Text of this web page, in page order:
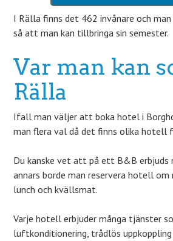
I Rälla finns det 462 invånare och
så att man kan tillbringa sin semester.
Var man kan
Rälla
Ifall man väljer att boka hotel i
man flera val då det finns olika hotell
Du kanske vet att på ett B&B erbjuds
annars borde man reservera hotell
lunch och kvällsmat.
Varje hotell erbjuder många tjänster
luftkonditionering, trådlös uppkoppling